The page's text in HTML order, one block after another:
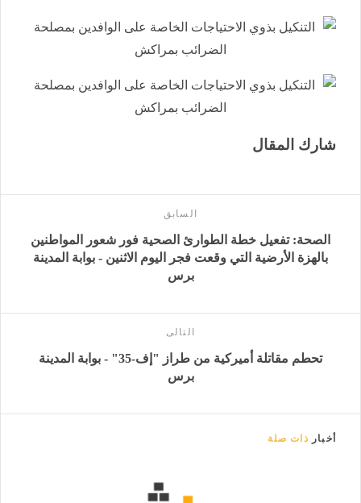
شارك المقال
السابق
الصحة: تفعيل خطة الطوارئ الصحية فور شعور المواطنين
بالهزة الأرضية التي وقعت فجر اليوم الاثنين - بوابة المدينة
برس
التالى
تحطم مقاتلة أميركية من طراز "إف-35" - بوابة المدينة
برس
أخبار ذات صلة